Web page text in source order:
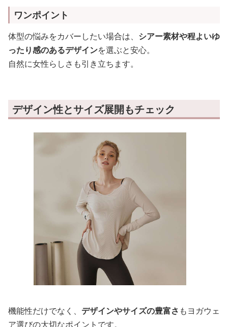
ワンポイント
体型の悩みをカバーしたい場合は、 シアー素材や程よいゆ
ったり感のあるデザインを選ぶと安心。
自然に女性らしさも引き立ちます。
デザイン性とサイズ展開もチェック
機能性だけでなく、 デザインやサイズの豊富さ もヨガウェ
ア選びの大切なポイントです。